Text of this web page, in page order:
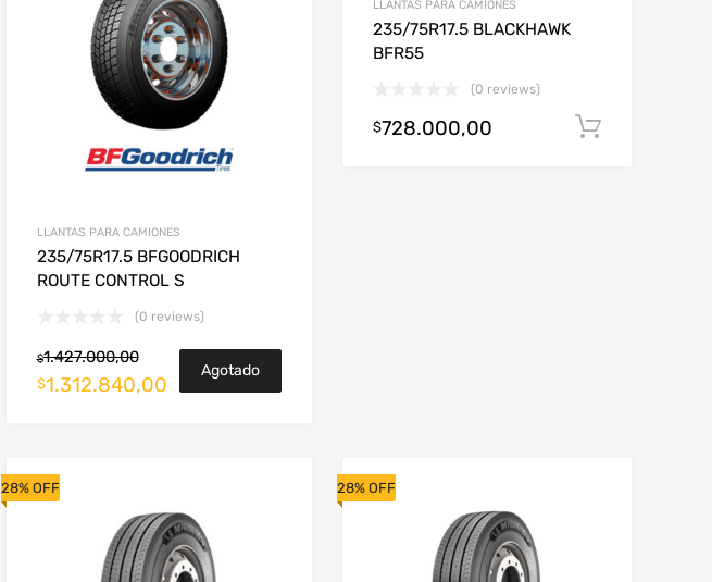
LLANTAS PARA CAMIONES
235/75R17.5 BFGOODRICH
ROUTE CONTROL S
(0 reviews)
$1.427.000,00
$1.312.840,00
Agotado
LLANTAS PARA CAMIONES
235/75R17.5 BLACKHAWK
BFR55
(0 reviews)
$728.000,00
28% OFF 28% OFF